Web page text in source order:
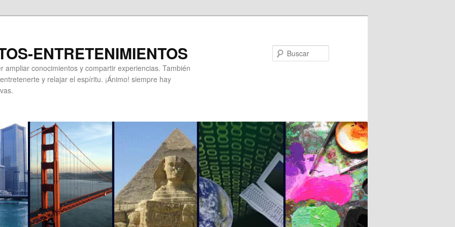
ENTRETENIMIENTOS
ampliar conocimientos y compartir experiencias. También
y relajar el espíritu. ¡Ánimo! siempre hay